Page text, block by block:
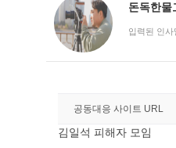
돈독한물
입력된 인사
공동대응 사이트 URL
김일석 피해자 모임